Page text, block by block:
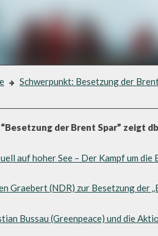
Schwerpunkt: Besetzung der
BESETZUNG
der Brent Spar” zeigt
auf hoher See – Der Kampf um die
Graebert (NDR) zur Besetzung der
Bussau (Greenpeace) und die